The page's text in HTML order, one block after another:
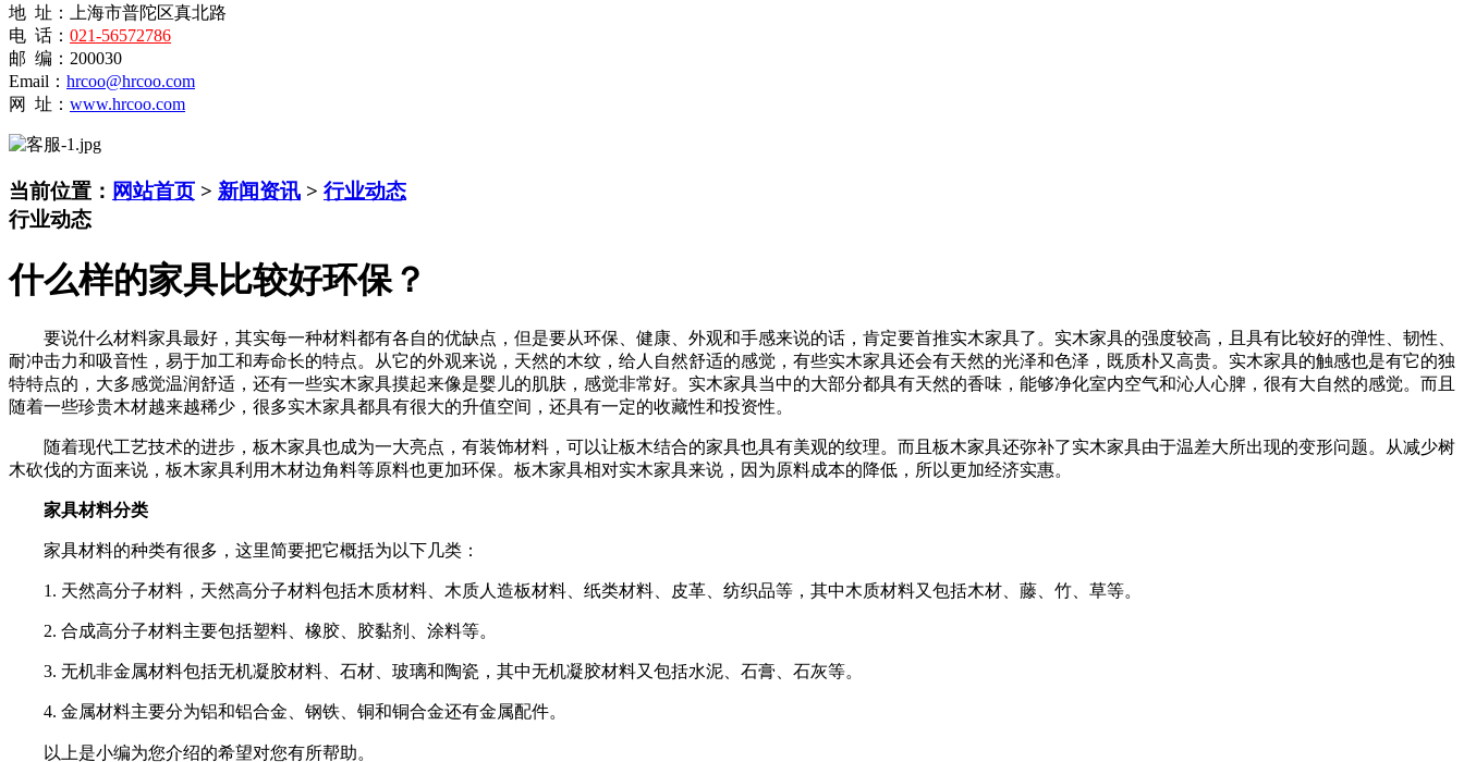
地 址：上海市普陀区真北路
电 话： 021-56572786
邮 编：200030
Email： hrcoo@hrcoo.com
网 址： www.hrcoo.com
当前位置： 网站首页 > 新闻资讯 > 行业动态
行业动态
什么样的家具比较好环保？
要说什么材料家具最好，其实每一种材料都有各自的优缺点，但是要从环保、健康、外观和手感来说的话，肯定要首推实木家具了。实木家具的强度较高，且具有比较好的弹性、韧性、
耐冲击力和吸音性，易于加工和寿命长的特点。从它的外观来说，天然的木纹，给人自然舒适的感觉，有些实木家具还会有天然的光泽和色泽，既质朴又高贵。实木家具的触感也是有它的独
特特点的，大多感觉温润舒适，还有一些实木家具摸起来像是婴儿的肌肤，感觉非常好。实木家具当中的大部分都具有天然的香味，能够净化室内空气和沁人心脾，很有大自然的感觉。而且
随着一些珍贵木材越来越稀少，很多实木家具都具有很大的升值空间，还具有一定的收藏性和投资性。
随着现代工艺技术的进步，板木家具也成为一大亮点，有装饰材料，可以让板木结合的家具也具有美观的纹理。而且板木家具还弥补了实木家具由于温差大所出现的变形问题。从减少树
木砍伐的方面来说，板木家具利用木材边角料等原料也更加环保。板木家具相对实木家具来说，因为原料成本的降低，所以更加经济实惠。
家具材料分类
家具材料的种类有很多，这里简要把它概括为以下几类：
1. 天然高分子材料，天然高分子材料包括木质材料、木质人造板材料、纸类材料、皮革、纺织品等，其中木质材料又包括木材、藤、竹、草等。
2. 合成高分子材料主要包括塑料、橡胶、胶黏剂、涂料等。
3. 无机非金属材料包括无机凝胶材料、石材、玻璃和陶瓷，其中无机凝胶材料又包括水泥、石膏、石灰等。
4. 金属材料主要分为铝和铝合金、钢铁、铜和铜合金还有金属配件。
以上是小编为您介绍的希望对您有所帮助。